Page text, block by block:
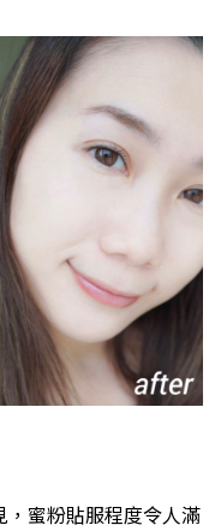
蜜粉貼服程度令人滿